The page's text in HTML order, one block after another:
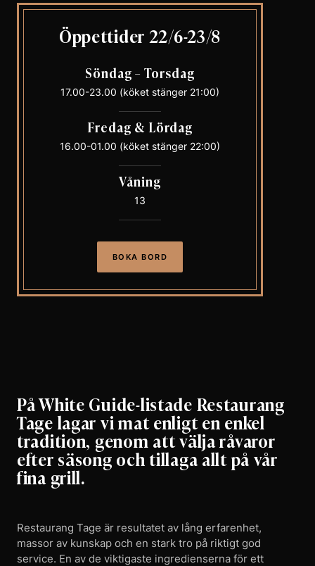
Öppettider 22/6-23/8
Söndag – Torsdag
17.00-23.00 (köket stänger 21:00)
Fredag & Lördag
16.00-01.00 (köket stänger 22:00)
Våning
13
BOKA BORD
På White Guide-listade Restaurang
Tage lagar vi mat enligt en enkel
tradition, genom att välja råvaror
efter säsong och tillaga allt på vår
fina grill.
Restaurang Tage är resultatet av lång erfarenhet,
massor av kunskap och en stark tro på riktigt god
service. En av de viktigaste ingredienserna för ett